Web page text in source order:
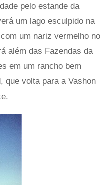
pelo estande da
um lago esculpido na
um nariz vermelho no
além das Fazendas da
em um rancho bem
que volta para a Vashon